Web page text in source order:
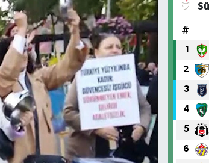
#
1
2
3
4
5
6